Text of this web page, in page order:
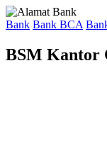
Bank Bank BCA
BSM Kantor